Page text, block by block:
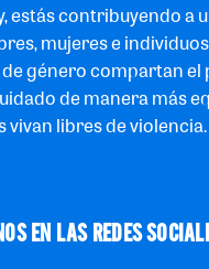
estás contribuyendo a
mujeres e
género compartan el
de manera más
vivan libres de violencia.
EN LAS REDES